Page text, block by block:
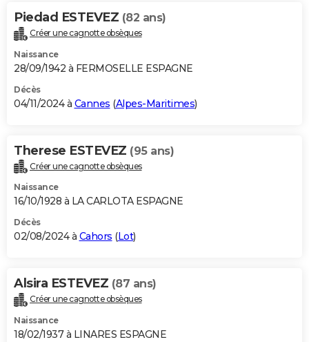
Piedad ESTEVEZ (82 ans)
Créer une cagnotte obsèques
Naissance
28/09/1942 à FERMOSELLE ESPAGNE
Décès
04/11/2024 à Cannes (Alpes-Maritimes)
Therese ESTEVEZ (95 ans)
Créer une cagnotte obsèques
Naissance
16/10/1928 à LA CARLOTA ESPAGNE
Décès
02/08/2024 à Cahors (Lot)
Alsira ESTEVEZ (87 ans)
Créer une cagnotte obsèques
Naissance
18/02/1937 à LINARES ESPAGNE